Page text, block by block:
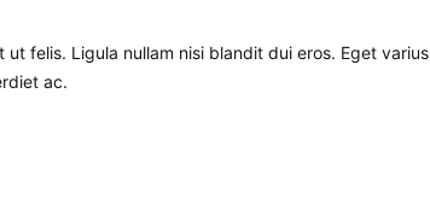
felis. Ligula nullam nisi blandit dui eros. Eget varius
ac.